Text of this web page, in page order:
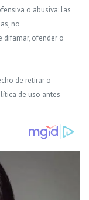
o abusiva: las
no
difamar, ofender o
de retirar o
de uso antes